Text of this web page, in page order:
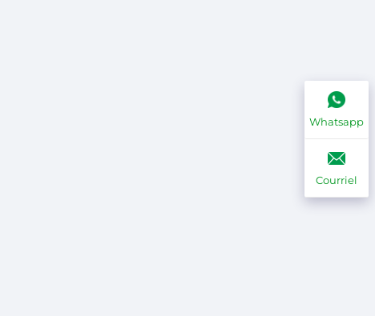
Whatsapp
Courriel